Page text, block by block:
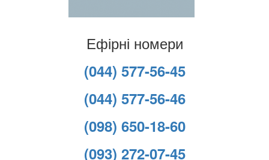
Ефірні номери
(044) 577-56-45
(044) 577-56-46
(098) 650-18-60
(093) 272-07-45